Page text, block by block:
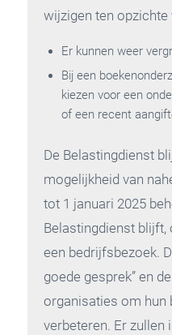
wijzigen ten opzichte
Er kunnen weer
Bij een
kiezen voor een
of een recent
De Belastingdienst
mogelijkheid van
tot 1 januari 2025
Belastingdienst blijft,
een bedrijfsbezoek.
goede gesprek” en
organisaties om hun
verbeteren. Er zullen